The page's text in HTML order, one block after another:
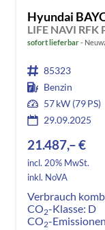
Hyundai
LIFE NAVI RFK
sofort lieferbar
85323
Benzin
57 kW (79 PS)
29.09.2025
21.487,– €
incl. 20% MwSt.
inkl. NoVA
Verbrauch
CO2-Klasse: D
CO2-